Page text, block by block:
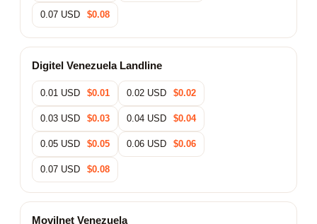
0.07 USD $0.08
Digitel Venezuela Landline
0.01 USD $0.01 0.02 USD $0.02
0.03 USD $0.03 0.04 USD $0.04
0.05 USD $0.05 0.06 USD $0.06
0.07 USD $0.08
Movilnet Venezuela